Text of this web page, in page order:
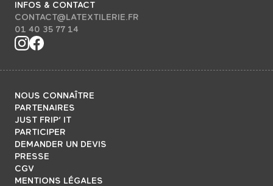
INFOS & CONTACT
CONTACT@LATEXTILERIE.FR
01 40 35 77 14
NOUS CONNAÎTRE
PARTENAIRES
JUST FRIP’ IT
PARTICIPER
DEMANDER UN DEVIS
PRESSE
CGV
MENTIONS LÉGALES